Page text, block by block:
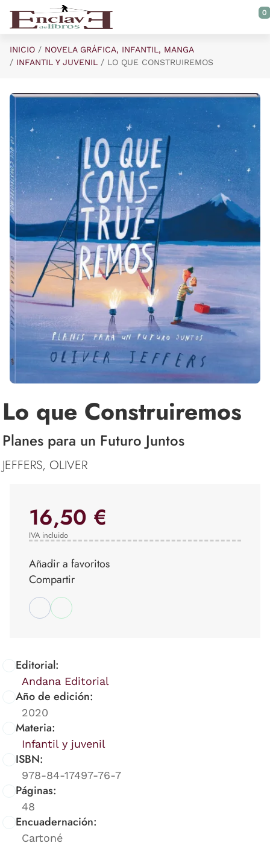
Saltar al contenido principal
0
INICIO
NOVELA GRÁFICA, INFANTIL, MANGA
INFANTIL Y JUVENIL
LO QUE CONSTRUIREMOS
Lo que Construiremos
Planes para un Futuro Juntos
JEFFERS, OLIVER
Editorial:
Andana Editorial
Año de edición:
2020
Materia:
Infantil y juvenil
ISBN:
978-84-17497-76-7
Páginas:
48
Encuadernación:
Cartoné
16,50 €
IVA incluido
Añadir a favoritos
Compartir